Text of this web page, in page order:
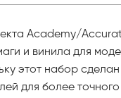
Academy/
и винила для
этот набор
для более точного